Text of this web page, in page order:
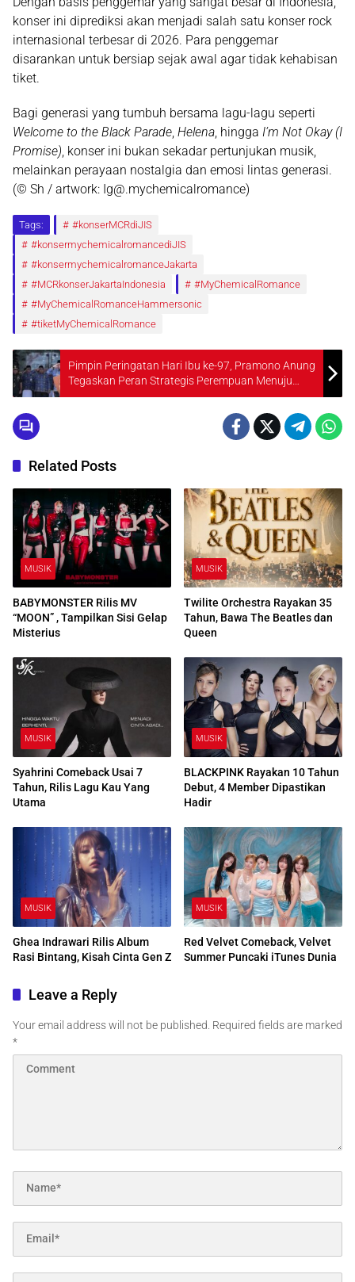
konser ini diprediksi akan menjadi salah satu konser rock
internasional terbesar di 2026. Para penggemar
disarankan untuk bersiap sejak awal agar tidak kehabisan
tiket.
Bagi generasi yang tumbuh bersama lagu-lagu seperti
Welcome to the Black Parade Helena , hingga I’m Not Okay (I
Promise) , konser ini bukan sekadar pertunjukan musik,
melainkan perayaan nostalgia dan emosi lintas generasi.
(© Sh / artwork: Ig@.mychemicalromance)
Tags:
#konserMCRdiJIS
#konsermychemicalromancediJIS
#konsermychemicalromanceJakarta
#MCRkonserJakartaIndonesia
#MyChemicalRomance
#MyChemicalRomanceHammersonic
#tiketMyChemicalRomance
Pimpin Peringatan Hari Ibu ke-97, Pramono Anung
Tegaskan Peran Strategis Perempuan Menuju
Indonesia Emas 2045
Related Posts
MUSIK
BABYMONSTER Rilis MV
“MOON” , Tampilkan Sisi Gelap
Misterius
MUSIK
Twilite Orchestra Rayakan 35
Tahun, Bawa The Beatles dan
Queen
MUSIK
Syahrini Comeback Usai 7
Tahun, Rilis Lagu Kau Yang
Utama
MUSIK
BLACKPINK Rayakan 10 Tahun
Debut, 4 Member Dipastikan
Hadir
MUSIK
Ghea Indrawari Rilis Album
Rasi Bintang, Kisah Cinta Gen Z
MUSIK
Red Velvet Comeback, Velvet
Summer Puncaki iTunes Dunia
Leave a Reply
Your email address will not be published. Required fields are marked
*